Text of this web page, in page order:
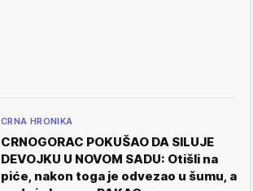
CRNA HRONIKA
CRNOGORAC POKUŠAO DA SILUJE
DEVOJKU U NOVOM SADU: Otišli na
piće, nakon toga je odvezao u šumu, a